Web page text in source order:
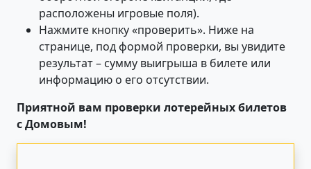
расположены игровые поля).
Нажмите кнопку «проверить». Ниже на
странице, под формой проверки, вы увидите
результат – сумму выигрыша в билете или
информацию о его отсутствии.
Приятной вам проверки лотерейных билетов
с Домовым!